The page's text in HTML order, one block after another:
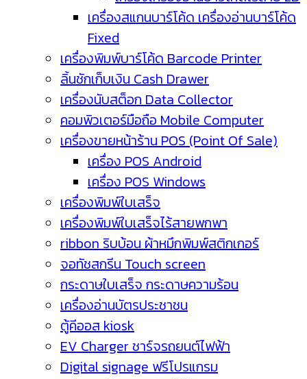
เครื่องสแกนบาร์โค้ด เครื่องอ่านบาร์โค้ด
Fixed
เครื่องพิมพ์บาร์โค้ด Barcode Printer
ลิ้นชักเก็บเงิน Cash Drawer
เครื่องนับสต็อก Data Collector
คอมพิวเตอร์มือถือ Mobile Computer
เครื่องขายหน้าร้าน POS (Point Of Sale)
เครื่อง POS Android
เครื่อง POS Windows
เครื่องพิมพ์ใบเสร็จ
เครื่องพิมพ์ใบเสร็จไร้สายพกพา
ribbon ริบบ้อน ผ้าหมึกพิมพ์สติกเกอร์
จอทัชสกรีน Touch screen
กระดาษใบเสร็จ กระดาษความร้อน
เครื่องอ่านบัตรประชาชน
ตู้คีออส kiosk
EV Charger ชาร์จรถยนต์ไฟฟ้า
Digital signage ฟรีโปรแกรม